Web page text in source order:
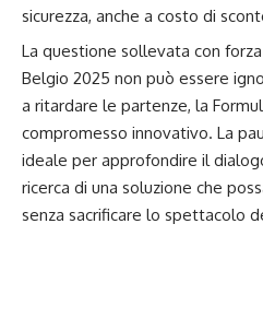
sicurezza, anche a costo di
La questione sollevata con
Belgio 2025 non può essere
a ritardare le partenze, la
compromesso innovativo. La
ideale per approfondire il
ricerca di una soluzione che
senza sacrificare lo spettacolo